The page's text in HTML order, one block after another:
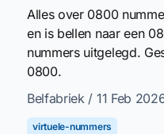
Alles over 0800
en is bellen naar een
nummers uitgelegd.
0800.
Belfabriek / 11 Feb
virtuele-nummers